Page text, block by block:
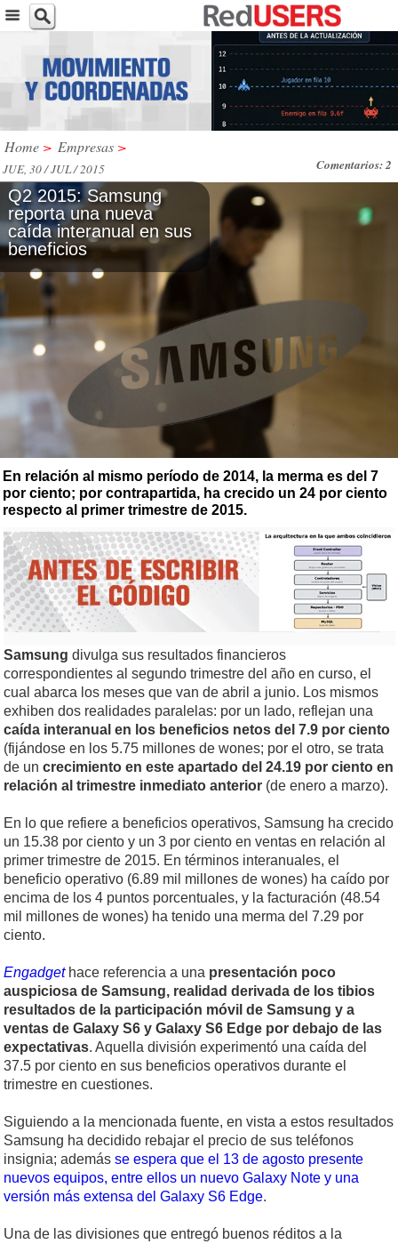
Home > Empresas >
Comentarios: 2
JUE, 30 / JUL / 2015
Q2 2015: Samsung
reporta una nueva
caída interanual en sus
beneficios
En relación al mismo período de 2014, la merma es del 7
por ciento; por contrapartida, ha crecido un 24 por ciento
respecto al primer trimestre de 2015.
Samsung divulga sus resultados financieros
correspondientes al segundo trimestre del año en curso, el
cual abarca los meses que van de abril a junio. Los mismos
exhiben dos realidades paralelas: por un lado, reflejan una
caída interanual en los beneficios netos del 7.9 por ciento
(fijándose en los 5.75 millones de wones; por el otro, se trata
de un crecimiento en este apartado del 24.19 por ciento en
relación al trimestre inmediato anterior (de enero a marzo).
En lo que refiere a beneficios operativos, Samsung ha crecido
un 15.38 por ciento y un 3 por ciento en ventas en relación al
primer trimestre de 2015. En términos interanuales, el
beneficio operativo (6.89 mil millones de wones) ha caído por
encima de los 4 puntos porcentuales, y la facturación (48.54
mil millones de wones) ha tenido una merma del 7.29 por
ciento.
Engadgethace referencia a una presentación poco
auspiciosa de Samsung, realidad derivada de los tibios
resultados de la participación móvil de Samsung y a
ventas de Galaxy S6 y Galaxy S6 Edge por debajo de las
expectativas. Aquella división experimentó una caída del
37.5 por ciento en sus beneficios operativos durante el
trimestre en cuestiones.
Siguiendo a la mencionada fuente, en vista a estos resultados
Samsung ha decidido rebajar el precio de sus teléfonos
insignia; además se espera que el 13 de agosto presente
nuevos equipos, entre ellos un nuevo Galaxy Note y una
versión más extensa del Galaxy S6 Edge.
Una de las divisiones que entregó buenos réditos a la